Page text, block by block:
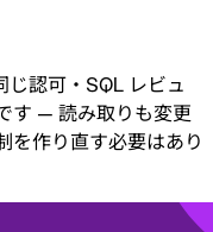
認可・SQL レビュ
す — 読み取りも変更
を作り直す必要はあり